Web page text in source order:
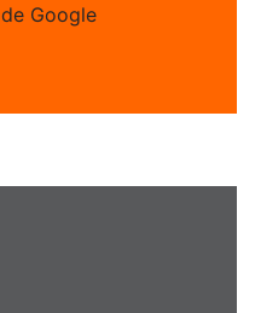
de Google